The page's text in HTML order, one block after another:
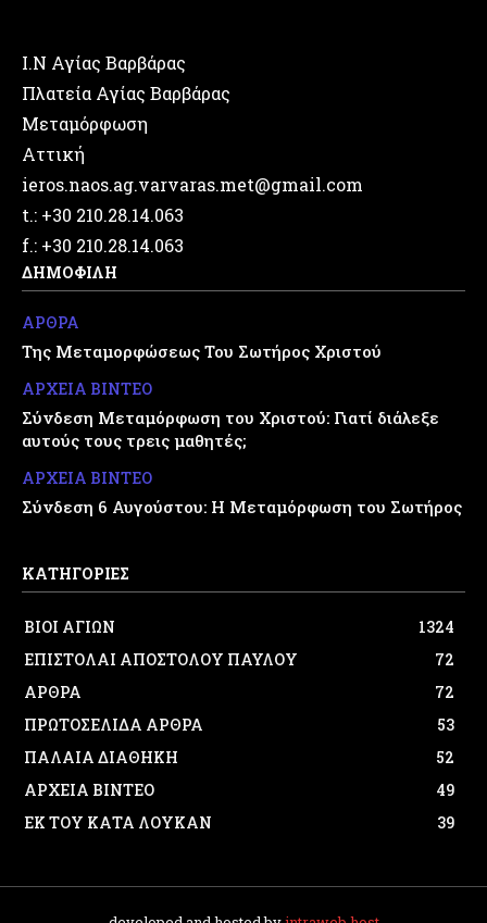
Ι.Ν Αγίας Βαρβάρας
Πλατεία Αγίας Βαρβάρας
Μεταμόρφωση
Αττική
ieros.naos.ag.varvaras.met@gmail.com
t.: +30 210.28.14.063
f.: +30 210.28.14.063
ΔΗΜΟΦΙΛΗ
ΑΡΘΡΑ
Της Μεταμορφώσεως Του Σωτήρος Χριστού
ΑΡΧΕΙΑ ΒΙΝΤΕΟ
Σύνδεση Μεταμόρφωση του Χριστού: Γιατί διάλεξε
αυτούς τους τρεις μαθητές;
ΑΡΧΕΙΑ ΒΙΝΤΕΟ
Σύνδεση 6 Αυγούστου: Η Μεταμόρφωση του Σωτήρος
ΚΑΤΗΓΟΡΙΕΣ
ΒΙΟΙ ΑΓΙΩΝ
1324
ΕΠΙΣΤΟΛΑΙ ΑΠΟΣΤΟΛΟΥ ΠΑΥΛΟΥ
72
ΑΡΘΡΑ
72
ΠΡΩΤΟΣΕΛΙΔΑ ΑΡΘΡΑ
53
ΠΑΛΑΙΑ ΔΙΑΘΗΚΗ
52
ΑΡΧΕΙΑ ΒΙΝΤΕΟ
49
ΕΚ ΤΟΥ ΚΑΤΑ ΛΟΥΚΑΝ
39